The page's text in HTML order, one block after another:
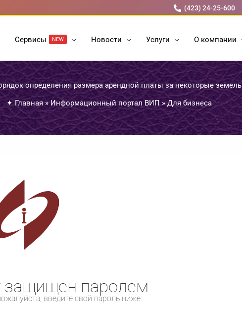
(423) 24-25-600
Cервисы NEW Новости Услуги О компании
определения размера арендной платы за некоторые
✦ Главная»Информационный портал ВИП» Для бизнеса
защищен паролем
введите свой пароль ниже: